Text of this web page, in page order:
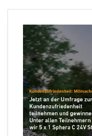
Ihre E-Mail Adresse
Folgen Sie uns